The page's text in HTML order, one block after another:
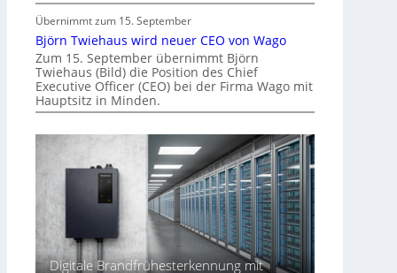
m
m
o
b
i
l
w
s
Übernimmt zum 15. September
Björn Twiehaus wird neuer CEO von Wago
Zum 15. September übernimmt Björn
Twiehaus (Bild) die Position des Chief
Executive Officer (CEO) bei der Firma Wago mit
Hauptsitz in Minden.
Digitale Brandfrühesterkennung mit